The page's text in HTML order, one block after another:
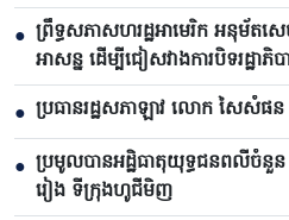
● ព្រឹទ្ធសភាសហរដ្ឋអាមេរិក អនុម័តស
អាសន្ន ដើម្បីជៀសវាងការបិទរដ្ឋាភិ
● ប្រធានរដ្ឋសភាឡាវ លោក សៃសំ
● ប្រមូលបានអដ្ឋិធាតុយុទ្ធជនពលីចំនួ
រៀង ទីក្រុងហូជីមិញ